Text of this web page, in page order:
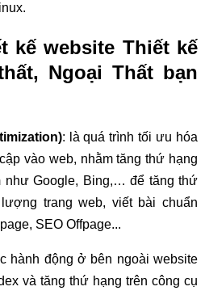
kế website Thiết kế
Ngoại Thất bạn
: là quá trình tối ưu hóa
vào web, nhằm tăng thứ hạng
như Google, Bing,… để tăng thứ
trang web, viết bài chuẩn
SEO Offpage...
hành động ở bên ngoài website
và tăng thứ hạng trên công cụ